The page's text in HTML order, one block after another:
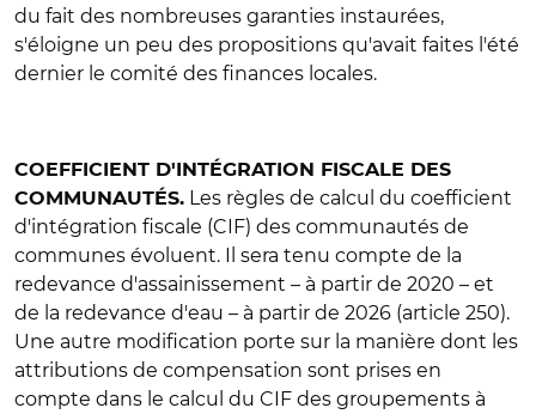
du fait des nombreuses garanties instaurées,
s'éloigne un peu des propositions qu'avait faites l'été
dernier le comité des finances locales.
COEFFICIENT D'INTÉGRATION FISCALE DES
COMMUNAUTÉS. Les règles de calcul du coefficient
d'intégration fiscale (CIF) des communautés de
communes évoluent. Il sera tenu compte de la
redevance d'assainissement – à partir de 2020 – et
de la redevance d'eau – à partir de 2026 (article 250).
Une autre modification porte sur la manière dont les
attributions de compensation sont prises en
compte dans le calcul du CIF des groupements à